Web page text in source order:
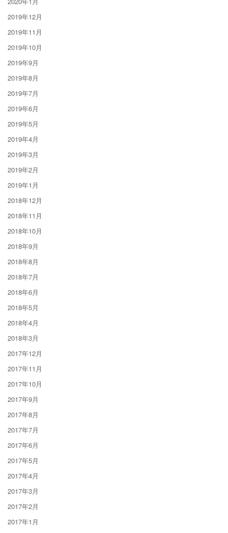
2019年12月
2019年11月
2019年10月
2019年9月
2019年8月
2019年7月
2019年6月
2019年5月
2019年4月
2019年3月
2019年2月
2019年1月
2018年12月
2018年11月
2018年10月
2018年9月
2018年8月
2018年7月
2018年6月
2018年5月
2018年4月
2018年3月
2017年12月
2017年11月
2017年10月
2017年9月
2017年8月
2017年7月
2017年6月
2017年5月
2017年4月
2017年3月
2017年2月
2017年1月